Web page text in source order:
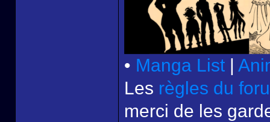
• Manga List
Les règles du
merci de les